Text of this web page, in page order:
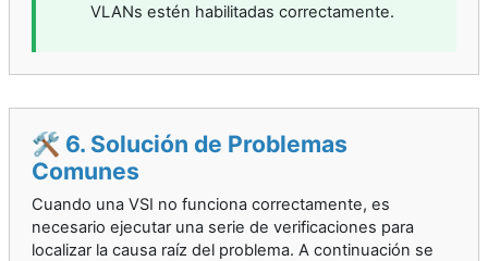
VLANs estén habilitadas correctamente.
🛠️ 6. Solución de Problemas
Comunes
Cuando una VSI no funciona correctamente, es
necesario ejecutar una serie de verificaciones para
localizar la causa raíz del problema. A continuación se